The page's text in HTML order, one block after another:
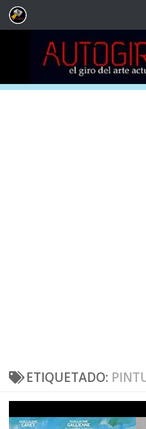
Saltar al contenido
ETIQUETADO: